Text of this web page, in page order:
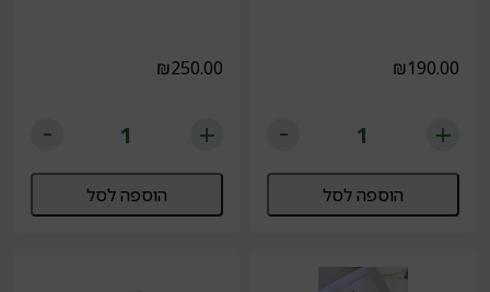
₪190.00
הוספה לסל
₪250.00
הוספה לסל